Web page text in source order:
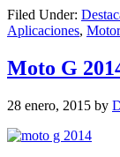
Filed Under:
Aplicaciones,
Moto G
28 enero, 2015 by